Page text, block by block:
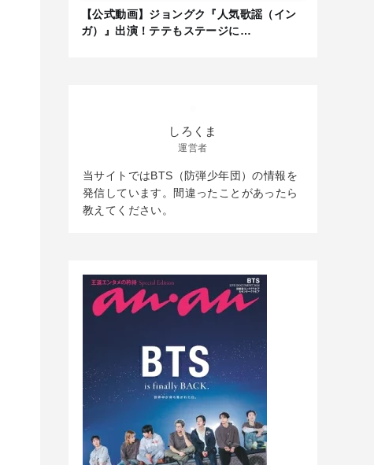
【公式動画】ジョングク『人気歌謡（イン
ガ）』出演！テテもステージに…
しろくま
運営者
当サイトではBTS（防弾少年団）の情報を
発信しています。間違ったことがあったら
教えてください。